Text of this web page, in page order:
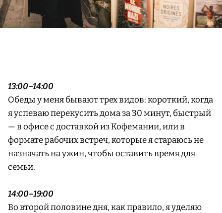
13:00–14:00
Обеды у меня бывают трех видов: короткий, когда
я успеваю перекусить дома за 30 минут, быстрый
— в офисе с доставкой из Кофемании, или в
формате рабочих встреч, которые я стараюсь не
назначать на ужин, чтобы оставить время для
семьи.
14:00–19:00
Во второй половине дня, как правило, я уделяю